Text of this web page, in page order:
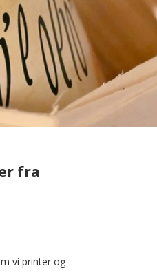
fra
vi printer og